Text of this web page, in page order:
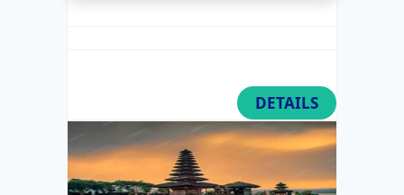
DETAILS